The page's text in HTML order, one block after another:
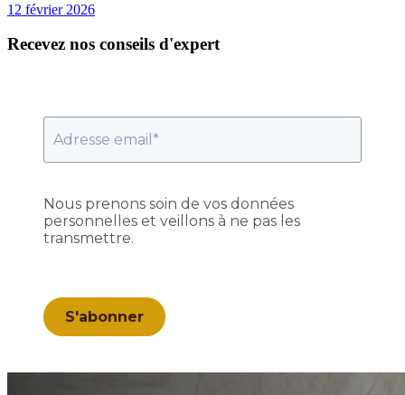
12 février 2026
Recevez nos conseils d'expert
Nous prenons soin de vos données
personnelles et veillons à ne pas les
transmettre.
S'abonner